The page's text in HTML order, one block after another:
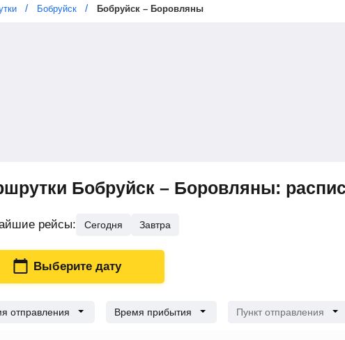
Бобруйск Бобруйск – Боровляны
Бобруйск – Боровляны:
рейсы: Сегодня Завтра
отправления Время прибытия Пункт отправления
Выберите дату